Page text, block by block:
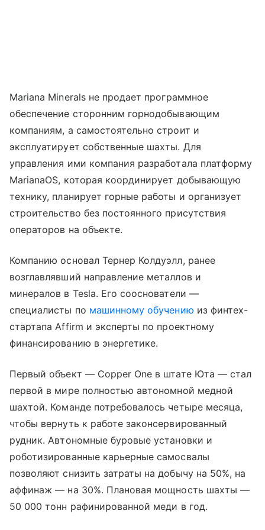
Mariana Minerals не продает программное
обеспечение сторонним горнодобывающим
компаниям, а самостоятельно строит и
эксплуатирует собственные шахты. Для
управления ими компания разработала платформу
MarianaOS, которая координирует добывающую
технику, планирует горные работы и организует
строительство без постоянного присутствия
операторов на объекте.
Компанию основал Тернер Колдуэлл, ранее
возглавлявший направление металлов и
минералов в Tesla. Его сооснователи —
специалисты по машинному обучению из финтех-
стартапа Affirm и эксперты по проектному
финансированию в энергетике.
Первый объект — Copper One в штате Юта — стал
первой в мире полностью автономной медной
шахтой. Команде потребовалось четыре месяца,
чтобы вернуть к работе законсервированный
рудник. Автономные буровые установки и
роботизированные карьерные самосвалы
позволяют снизить затраты на добычу на 50%, на
аффинаж — на 30%. Плановая мощность шахты —
50 000 тонн рафинированной меди в год.